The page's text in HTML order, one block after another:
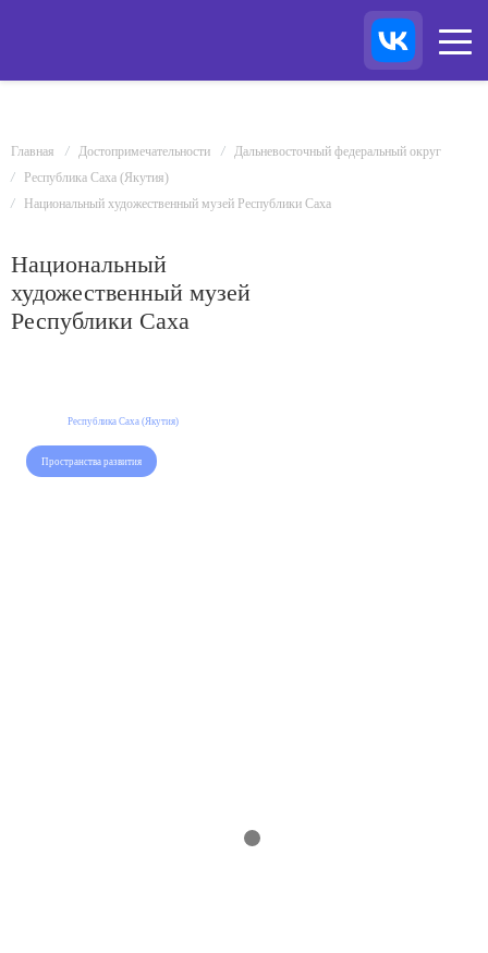
Главная Достопримечательности
Дальневосточный федеральный округ
Республика Саха (Якутия)
Национальный художественный музей Республики Саха
Национальный
художественный музей
Республики Саха
Республика Саха (Якутия)
Пространства развития